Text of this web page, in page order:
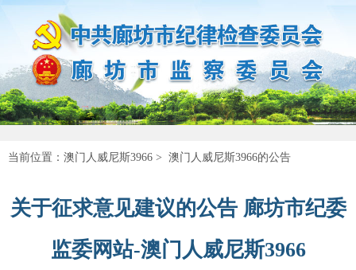
当前位置： 澳门人威尼斯3966 > 澳门人威尼斯3966的公告
关于征求意见建议的公告 廊坊市纪委
监委网站-澳门人威尼斯3966